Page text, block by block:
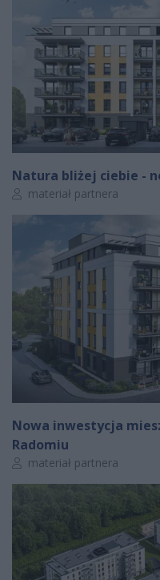
Natura bliżej ciebie -
Autor artykułu:
materiał partnera
Nowa inwestycja
Radomiu
Autor artykułu:
materiał partnera